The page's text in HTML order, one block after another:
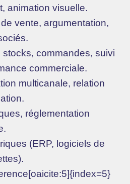
animation visuelle.
vente, argumentation,
stocks, commandes, suivi
commerciale.
multicanale, relation
réglementation
(ERP, logiciels de